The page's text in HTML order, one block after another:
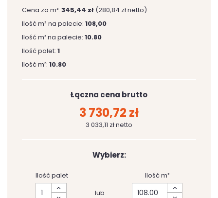
Cena za m³: 345,44 zł (280,84 zł netto)
Ilość m² na palecie: 108,00
Ilość m³ na palecie: 10.80
Ilość palet: 1
Ilość m³: 10.80
Łączna cena brutto
3 730,72 zł
3 033,11 zł netto
Wybierz:
Ilość palet
lub
Ilość m²